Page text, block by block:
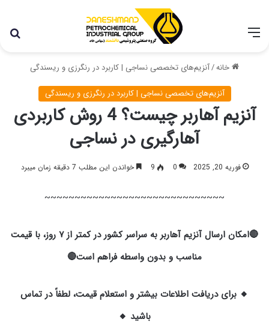
خانه/آنزیم‌های تخصصی نساجی | کاربرد در رنگرزی و ریسندگی
آنزیم‌های تخصصی نساجی | کاربرد در رنگرزی و ریسندگی
آنزیم آهاربر چیست؟ 4 روش کاربردی
آهارگیری در نساجی
فوریه 20, 2025 0
9 خواندن این مطلب 7 دقیقه زمان میبرد
~~~~~~~~~~~~~~~~~~~~~~~~~~~~~~
🔴امکان ارسال آنزیم آهاربر به سراسر کشور در کمتر از ۷ روز، با قیمت
مناسب و بدون واسطه فراهم است🔴
🔸 برای دریافت اطلاعات بیشتر و استعلام قیمت، لطفاً در تماس
باشید 🔸
با توجه به شرایط اخیر در کشور، مجموعه پتروشیمی دانشمند
همچنان با تمام توان در حال فعالیت می باشد.